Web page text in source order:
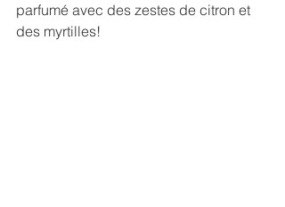
parfumé avec des zestes de citron et
des myrtilles!